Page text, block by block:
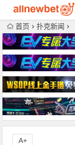
首页 扑克新闻
A+